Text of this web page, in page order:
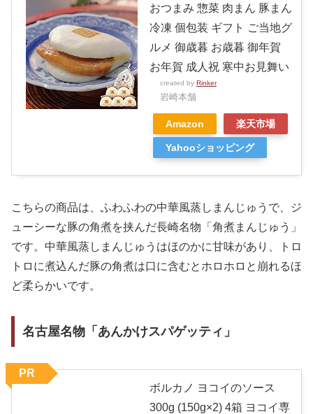
おつまみ 惣菜 肉まん 豚まん
冷凍 個包装 ギフト ご当地グ
ルメ 御歳暮 お歳暮 御年賀
お年賀 成人祝 寒中お見舞い
created by Rinker
岩崎本舗
Amazon 楽天市場
Yahooショッピング
こちらの商品は、ふわふわの中華風蒸しまんじゅうで、ジ
ューシーな豚の角煮を挟んだ長崎名物「角煮まんじゅう」
です。中華風蒸しまんじゅうはほのかに甘味があり、トロ
トロに煮込んだ豚の角煮は口に含むとホロホロと崩れるほ
ど柔らかいです。
名古屋名物「あんかけスパゲッティ」
ボルカノ ヨコイのソース
300g (150g×2) 4箱 ヨコイ専
PR